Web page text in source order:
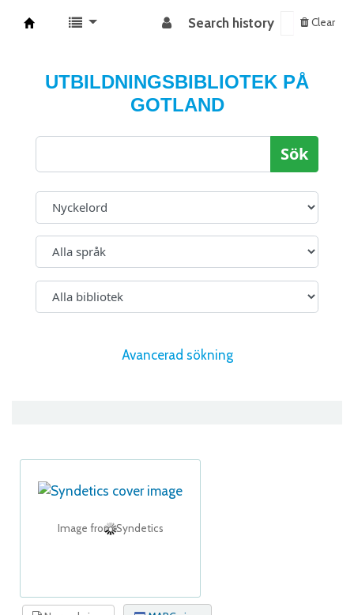
Search history Clear
UTBILDNINGSBIBLIOTEK PÅ
GOTLAND
Sök
Avancerad sökning
Image from Syndetics